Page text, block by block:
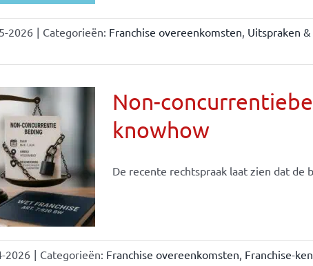
2026 | Categorieën: Franchise overeenkomsten, Uitspraken
Non-
knowhow
De recente rechtspraak laat zien dat de
2026 | Categorieën: Franchise overeenkomsten, Franchise-